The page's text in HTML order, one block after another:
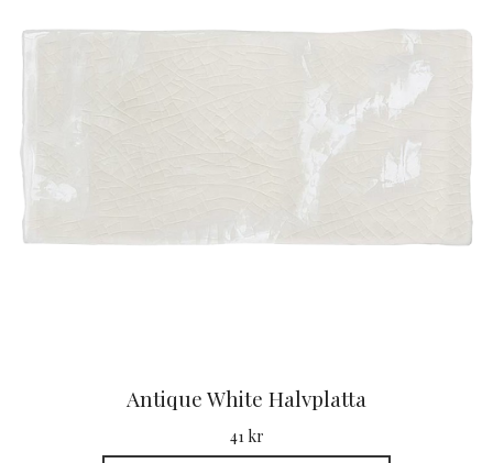
Antique White Halvplatta
41 kr